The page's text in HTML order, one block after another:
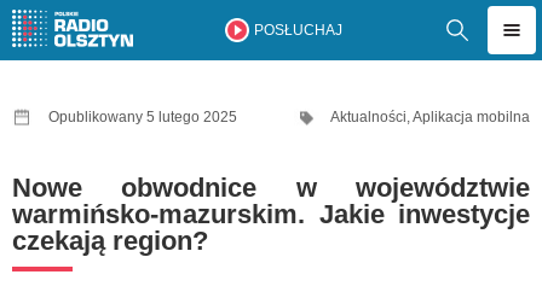
POSŁUCHAJ
Opublikowany 5 lutego 2025 Aktualności,Aplikacja mobilna
Nowe obwodnice w województwie
warmińsko-mazurskim. Jakie inwestycje
czekają region?